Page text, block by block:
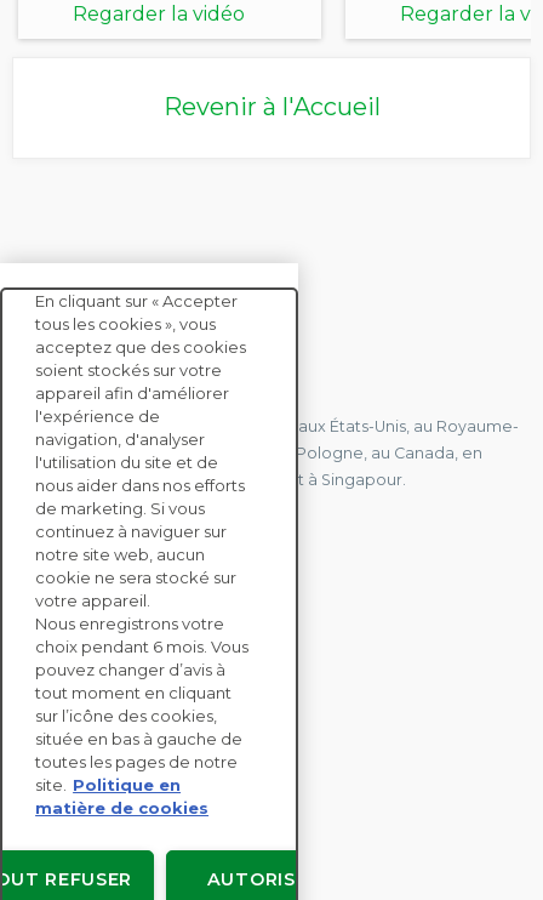
Regarder la vidéo Regarder la
Revenir à l'Accueil
CONTACTEZ-NOUS
Nous avons des bureaux en France, aux États-Unis, au Royaume-
Uni, à Hong Kong, à l'île Maurice, en Pologne, au Canada, en
Allemagne, au Japon, en Espagne et à Singapour.
CONTACTEZ-NOUS
SOLUTIONS
ENTERPRISE
ÉVALUATIONS RSE
RESSOURCES
À PROPOS
En cliquant sur « Accepter
tous les cookies », vous
acceptez que des cookies
soient stockés sur votre
appareil afin d'améliorer
l'expérience de
navigation, d'analyser
l'utilisation du site et de
nous aider dans nos efforts
de marketing. Si vous
continuez à naviguer sur
notre site web, aucun
cookie ne sera stocké sur
votre appareil.
Nous enregistrons votre
choix pendant 6 mois. Vous
pouvez changer d’avis à
tout moment en cliquant
sur l’icône des cookies,
située en bas à gauche de
toutes les pages de notre
site.
Politique en
matière de cookies
AUTORISER
REFUSER